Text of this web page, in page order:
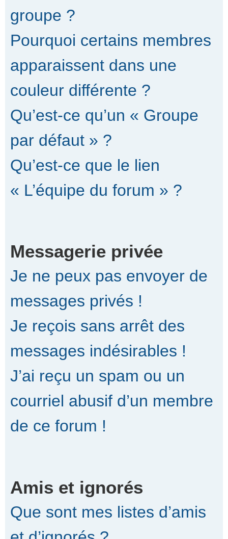
groupe ?
Pourquoi certains membres
apparaissent dans une
couleur différente ?
Qu’est-ce qu’un « Groupe
par défaut » ?
Qu’est-ce que le lien
« L’équipe du forum » ?
Messagerie privée
Je ne peux pas envoyer de
messages privés !
Je reçois sans arrêt des
messages indésirables !
J’ai reçu un spam ou un
courriel abusif d’un membre
de ce forum !
Amis et ignorés
Que sont mes listes d’amis